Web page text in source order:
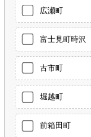
広瀬町
富士見町時沢
古市町
堀越町
前箱田町